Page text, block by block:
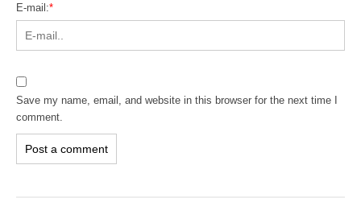
E-mail:*
Save my name, email, and website in this browser for the next time I
comment.